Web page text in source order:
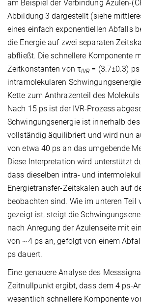
am Beispiel der Verbindung Azulen-
Abbildung 3 dargestellt (siehe
eines einfach exponentiellen Abfalls
die Energie auf zwei separaten
abfließt. Die schnellere Komponente
Zeitkonstanten von τIVR = (3.7±0.3)
intramolekularen
Kette zum Anthrazenteil des
Nach 15 ps ist der IVR-Prozess
Schwingungsenergie ist innerhalb
vollständig äquilibriert und wird nun
von etwa 40 ps an das umgebende
Diese Interpretation wird unterstützt
dass dieselben intra- und
Energietransfer-Zeitskalen auch auf
beobachten sind. Wie im unteren Teil
gezeigt ist, steigt die
nach Anregung der Azulenseite mit
von ~4 ps an, gefolgt von einem
ps dauert.
Eine genauere Analyse des
Zeitnullpunkt ergibt, dass dem 4 ps-
wesentlich schnellere Komponente